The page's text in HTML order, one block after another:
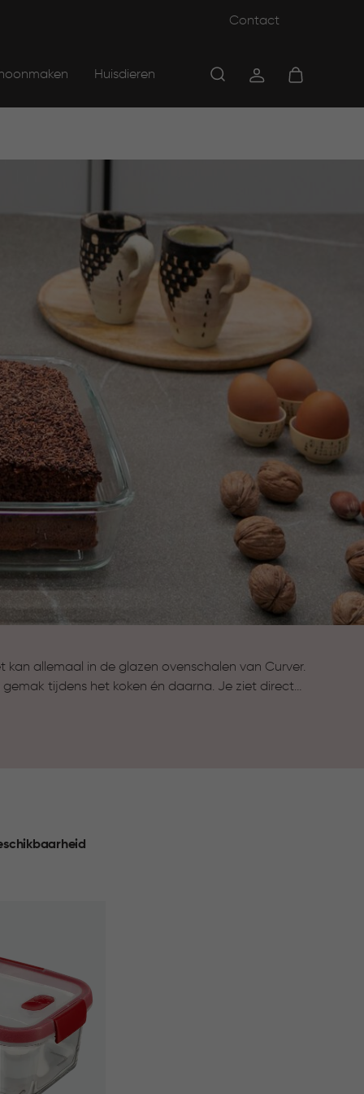
Contact
Huisdieren
kan allemaal in de glazen ovenschalen van Curver.
tijdens het koken én daarna. Je ziet direct
verse maaltijden, meal prepping en het